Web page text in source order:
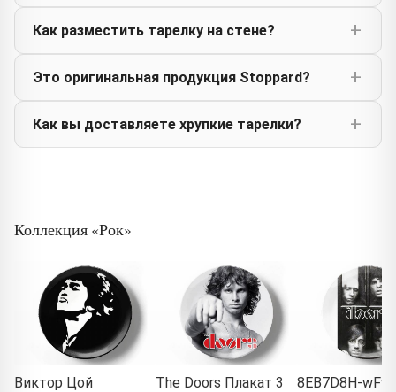
Как разместить тарелку на стене?
Это оригинальная продукция Stoppard?
Как вы доставляете хрупкие тарелки?
Коллекция «Рок»
Виктор Цой
The Doors Плакат 3
8EB7D8H-wFw